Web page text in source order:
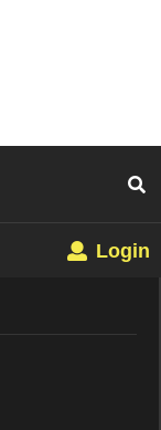
Login